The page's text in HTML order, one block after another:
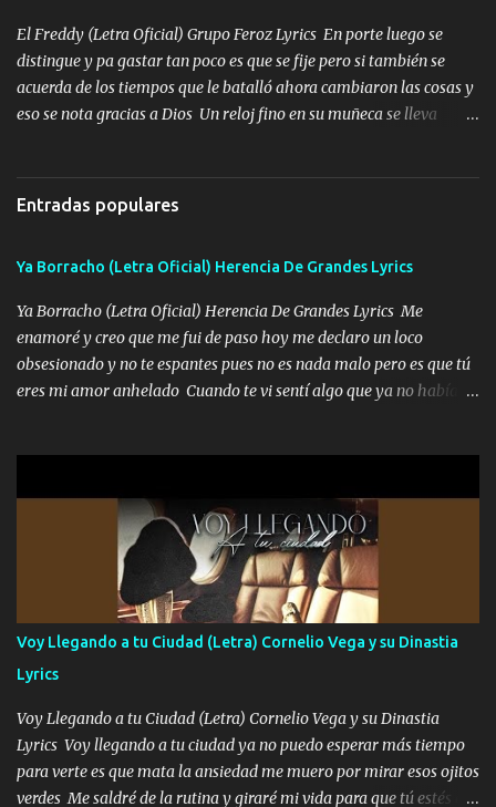
quieren billetes y yo que solo ocupo verte Recuerdo echábamos
pasión en la troca tus labios besándome yo quitándote la ropa no
quiero que sea nunca con otra yo quiero llevarte a la Luna y si
quieres en ese momento te pido que seas mi esposa Chingada
chile quisiera ser menos de ti dependiente la pinche tristeza me
encierra princesa tu sabes que nunca saldras de mi mente Ella era
El Freddy (Letra Oficial) Grupo Feroz Lyrics En porte luego se
distingue y pa gastar tan poco es que se fije pero si también se
acuerda de los tiempos que le batalló ahora cambiaron las cosas y
eso se nota gracias a Dios Un reloj fino en su muñeca se lleva
crean que es mansito tiene carácter el amigo pero si lo tratan
también te sabe tratar y Freddy escuchó que lo han de llamar
tirarle tiene amistades muy finas que lo aprecian lo ven bien se
nota la inteligencia y que el viejo se sabe mover Su hijo también es
su sombra sigue sus pasos tampoco le afloja miró que le da una
seña y le enseña por donde pisar el camino recorrido pa que no le
toque batallar Los ven pasar seguido por Mexicali seguro lo han
visto se le nota el estilo pero de serio porque el vie...
Entradas populares
Ya Borracho (Letra Oficial) Herencia De Grandes Lyrics
Ya Borracho (Letra Oficial) Herencia De Grandes Lyrics Me
enamoré y creo que me fui de paso hoy me declaro un loco
obsesionado y no te espantes pues no es nada malo pero es que tú
eres mi amor anhelado Cuando te vi sentí algo que ya no había
cariño de mi alma Que pa febrero vendré frente a ti con mis
preguntas y digas que sí hacernos novios y verte feliz y muy
contenta como yo por ti Música Pregúntame qué es lo que me
enamora pa describirte unas cuantas horas también pregunta que
quiero contigo que seas dichosa al estar conmigo Y ya borracho
contéstame la llamada pa dedicarte unas bonitas palabras así
borracho me animo a decirte todo y puedo describirlo mucho que
me encantes Decirte que me siento muy feliz y emocionado por
tenerte aquí espero que quiera...
Voy Llegando a tu Ciudad (Letra) Cornelio Vega y su Dinastia
Lyrics
Voy Llegando a tu Ciudad (Letra) Cornelio Vega y su Dinastia
Lyrics Voy llegando a tu ciudad ya no puedo esperar más tiempo
para verte es que mata la ansiedad me muero por mirar esos ojitos
verdes Me saldré de la rutina y giraré mi vida para que tú estés en